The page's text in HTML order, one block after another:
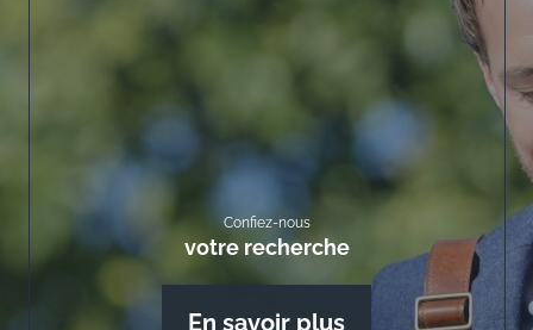
Confiez-nous
votre recherche
En savoir plus